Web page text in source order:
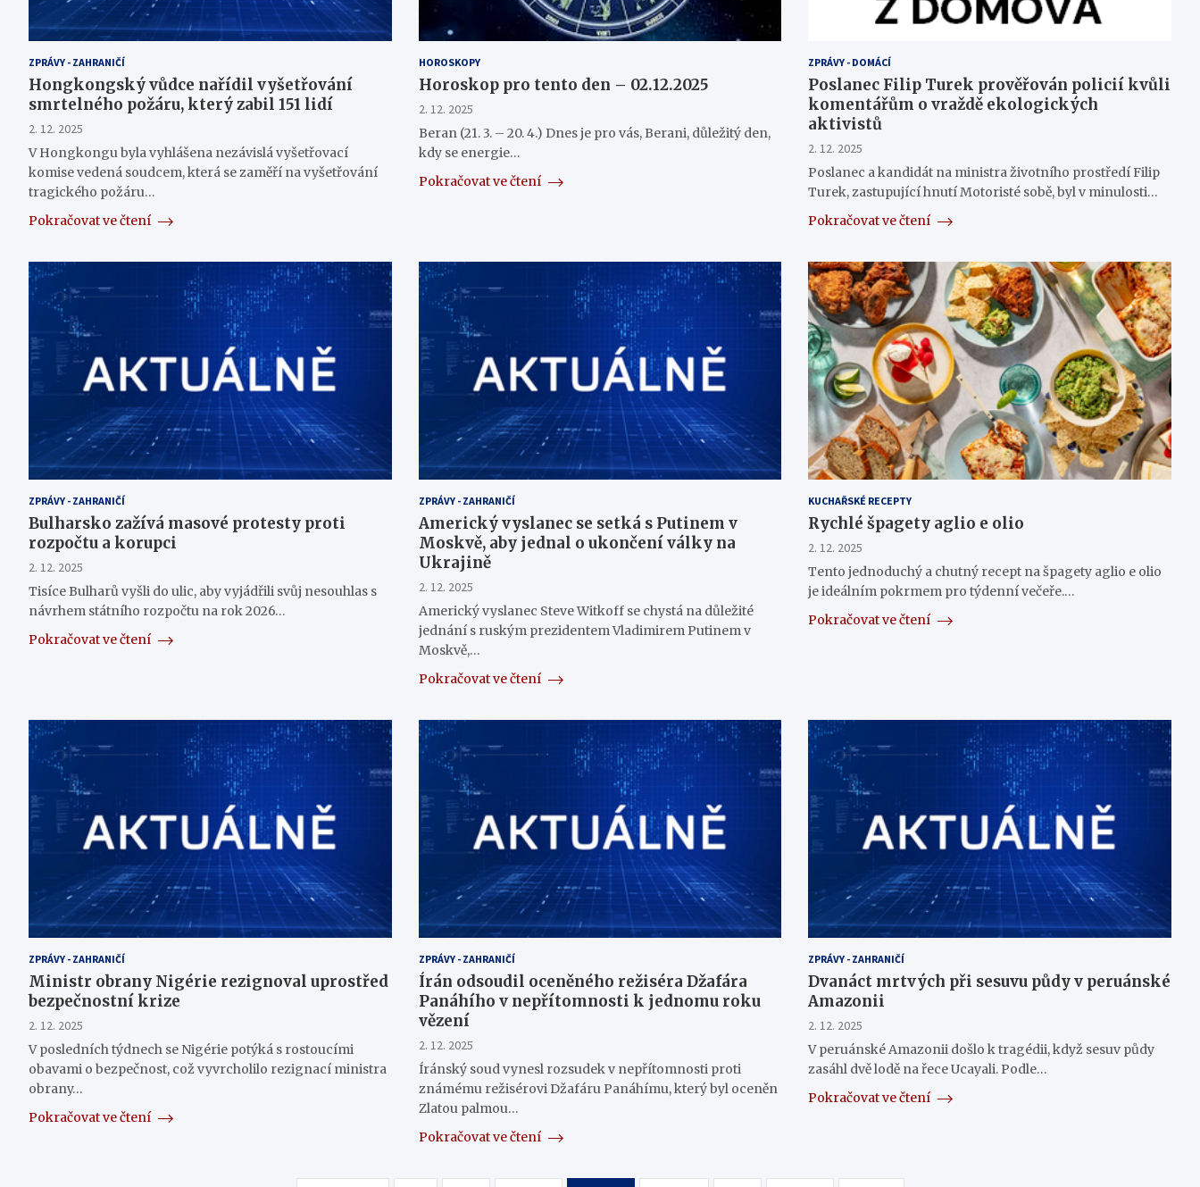
ZPRÁVY - ZAHRANIČÍ
Hongkongský vůdce nařídil vyšetřování
smrtelného požáru, který zabil 151 lidí
2. 12. 2025
V Hongkongu byla vyhlášena nezávislá vyšetřovací
komise vedená soudcem, která se zaměří na vyšetřování
tragického požáru…
Pokračovat ve čtení
HOROSKOPY
Horoskop pro tento den – 02.12.2025
2. 12. 2025
Beran (21. 3. – 20. 4.) Dnes je pro vás, Berani, důležitý den,
kdy se energie…
Pokračovat ve čtení
ZPRÁVY - DOMÁCÍ
Poslanec Filip Turek prověřován policií kvůli
komentářům o vraždě ekologických
aktivistů
2. 12. 2025
Poslanec a kandidát na ministra životního prostředí Filip
Turek, zastupující hnutí Motoristé sobě, byl v minulosti…
Pokračovat ve čtení
ZPRÁVY - ZAHRANIČÍ
Bulharsko zažívá masové protesty proti
rozpočtu a korupci
2. 12. 2025
Tisíce Bulharů vyšli do ulic, aby vyjádřili svůj nesouhlas s
návrhem státního rozpočtu na rok 2026…
Pokračovat ve čtení
ZPRÁVY - ZAHRANIČÍ
Americký vyslanec se setká s Putinem v
Moskvě, aby jednal o ukončení války na
Ukrajině
2. 12. 2025
Americký vyslanec Steve Witkoff se chystá na důležité
jednání s ruským prezidentem Vladimirem Putinem v
Moskvě,…
Pokračovat ve čtení
KUCHAŘSKÉ RECEPTY
Rychlé špagety aglio e olio
2. 12. 2025
Tento jednoduchý a chutný recept na špagety aglio e olio
je ideálním pokrmem pro týdenní večeře.…
Pokračovat ve čtení
ZPRÁVY - ZAHRANIČÍ
Ministr obrany Nigérie rezignoval uprostřed
bezpečnostní krize
2. 12. 2025
V posledních týdnech se Nigérie potýká s rostoucími
obavami o bezpečnost, což vyvrcholilo rezignací ministra
obrany…
Pokračovat ve čtení
ZPRÁVY - ZAHRANIČÍ
Írán odsoudil oceněného režiséra Džafára
Panáhího v nepřítomnosti k jednomu roku
vězení
2. 12. 2025
Íránský soud vynesl rozsudek v nepřítomnosti proti
známému režisérovi Džafáru Panáhímu, který byl oceněn
Zlatou palmou…
Pokračovat ve čtení
ZPRÁVY - ZAHRANIČÍ
Dvanáct mrtvých při sesuvu půdy v peruánské
Amazonii
2. 12. 2025
V peruánské Amazonii došlo k tragédii, když sesuv půdy
zasáhl dvě lodě na řece Ucayali. Podle…
Pokračovat ve čtení